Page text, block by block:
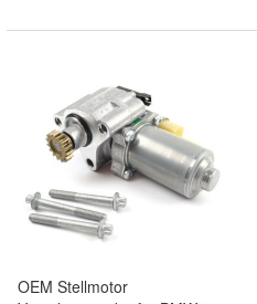
OEM Stellmotor